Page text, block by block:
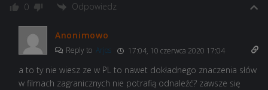
0 Odpowiedz
Anonimowo
Reply to Arjos 17:04, 10 czerwca 2020 17:04
a to ty nie wiesz ze w PL to nawet dokładnego znaczenia słów
w filmach zagranicznych nie potrafią odnaleźć? zawsze się